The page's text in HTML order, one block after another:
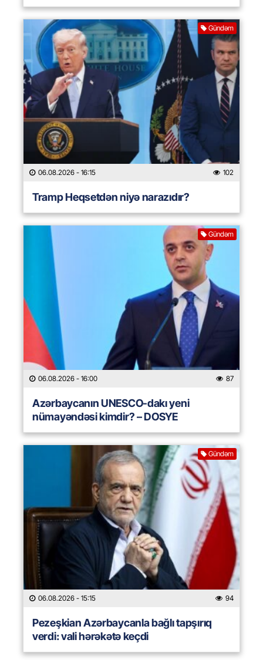
Gündəm
06.08.2026 - 16:15 102
Tramp Heqsetdən niyə narazıdır?
Gündəm
06.08.2026 - 16:00 87
Azərbaycanın UNESCO-dakı yeni
nümayəndəsi kimdir? – DOSYE
Gündəm
06.08.2026 - 15:15 94
Pezeşkian Azərbaycanla bağlı tapşırıq
verdi: vali hərəkətə keçdi